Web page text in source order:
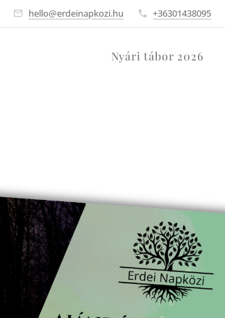
hello@erdeinapkozi.hu +36301438095
Nyári tábor 2026